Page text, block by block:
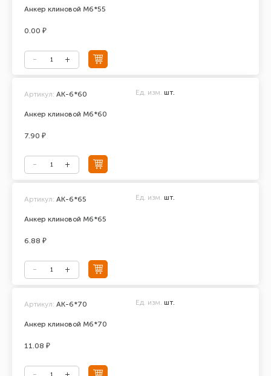
Анкер клиновой М6*55
0.00 ₽
Анкер клиновой М6*60
Артикул: АК-6*60 Ед. изм. шт.
7.90 ₽
Анкер клиновой М6*65
Артикул: АК-6*65 Ед. изм. шт.
6.88 ₽
Анкер клиновой М6*70
Артикул: АК-6*70 Ед. изм. шт.
11.08 ₽